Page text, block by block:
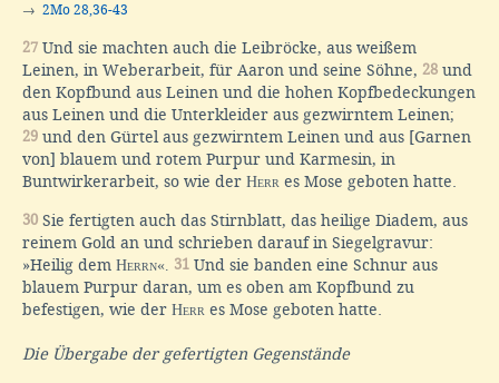
→ 2Mo 28,36-43
27 Und sie machten auch die Leibröcke, aus weißem
Leinen, in Weberarbeit, für Aaron und seine Söhne, 28 und
den Kopfbund aus Leinen und die hohen Kopfbedeckungen
aus Leinen und die Unterkleider aus gezwirntem Leinen;
29 und den Gürtel aus gezwirntem Leinen und aus [Garnen
von] blauem und rotem Purpur und Karmesin, in
Buntwirkerarbeit, so wie der Herr es Mose geboten hatte.
30 Sie fertigten auch das Stirnblatt, das heilige Diadem, aus
reinem Gold an und schrieben darauf in Siegelgravur:
»Heilig dem Herrn«. 31 Und sie banden eine Schnur aus
blauem Purpur daran, um es oben am Kopfbund zu
befestigen, wie der Herr es Mose geboten hatte.
Die Übergabe der gefertigten Gegenstände